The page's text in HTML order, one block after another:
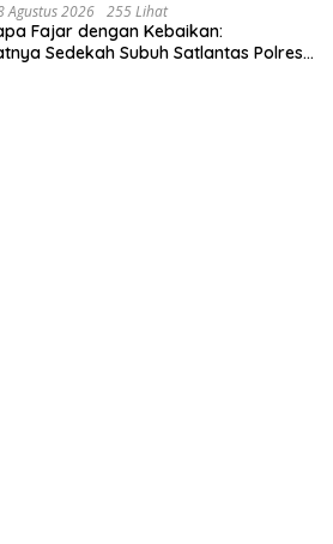
Agustus 2026 255 Lihat
Fajar dengan Kebaikan:
Sedekah Subuh Satlantas Polres